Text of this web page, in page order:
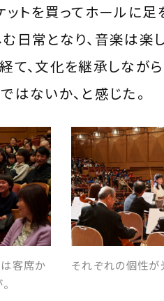
ットを買ってホールに足
日常となり、音楽は楽
て、文化を継承しなが
はないか、と感じた。
は客席か
それぞれの個性が